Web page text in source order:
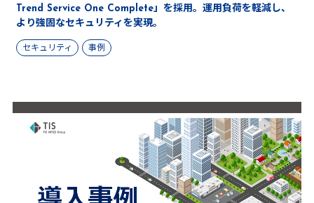
Trend Service One Complete」を採用。運用負荷を軽減し、
より強固なセキュリティを実現。
セキュリティ 事例